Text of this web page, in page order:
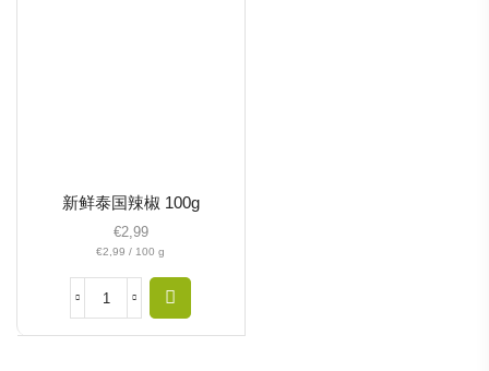
新鲜泰国辣椒 100g
€2,99
€2,99 / 100 g